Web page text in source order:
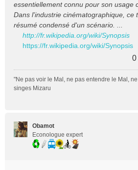
essentiellement connu pour son usage
Dans l'industrie cinématographique, ce
résumé condensé d'un scénario. ...
http://fr.wikipedia.org/wiki/Synopsis
https://fr.wikipedia.org/wiki/Synopsis
0
"Ne pas voir le Mal, ne pas entendre le Mal,
singes Mizaru
Obamot
Econologue expert